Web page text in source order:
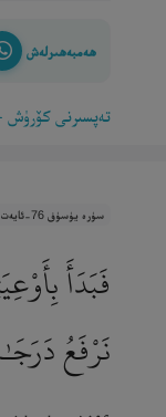
ھەمبەھىرلەش
تەپسىرنى كۆرۈش
سۈرە يۈسۈف 76-ئايەت
فَبَدَأَ
نَرْفَعُ